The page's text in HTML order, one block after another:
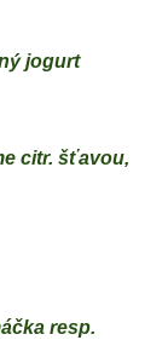
jogurt
citr. šťavou,
resp.